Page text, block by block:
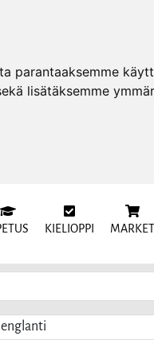
parantaaksemme
lisätäksemme
KIELIOPPI MARKET
englanti